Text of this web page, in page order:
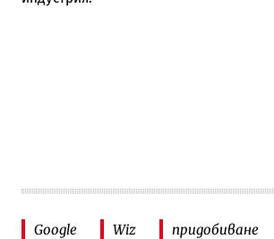
Google Wiz придобиване